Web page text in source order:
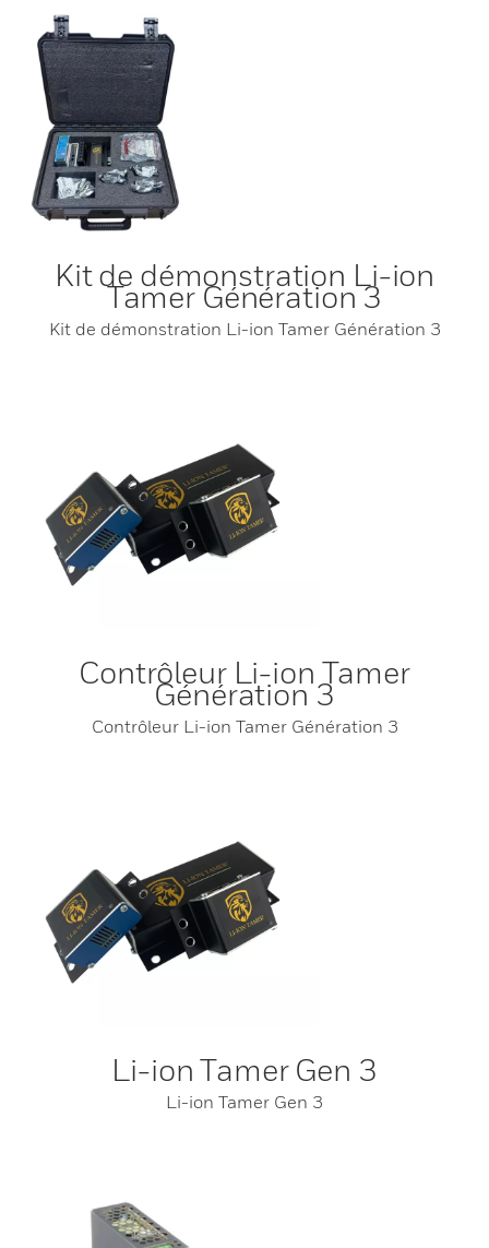
Kit de démonstration Li-ion
Tamer Génération 3
Kit de démonstration Li-ion Tamer Génération 3
Contrôleur Li-ion Tamer
Génération 3
Contrôleur Li-ion Tamer Génération 3
Li-ion Tamer Gen 3
Li-ion Tamer Gen 3